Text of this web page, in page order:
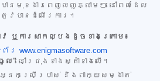
ខងារពេញលេញភ្លាមៗ នៅពេលដែល
បានដំណើរការ។
ឬការសាកល្បងដូចខាងក្រោម៖
រ www.enigmasoftware.com
ល" នៅជ្រុងខាងស្តាំខាងលើ។
អ្នកប្រើប្រាស់ និងពាក្យសម្ងាត់